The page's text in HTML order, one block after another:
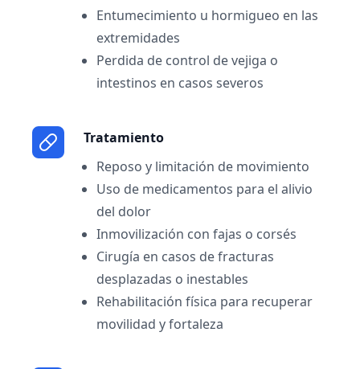
Entumecimiento u hormigueo en las
extremidades
Perdida de control de vejiga o
intestinos en casos severos
Tratamiento
Reposo y limitación de movimiento
Uso de medicamentos para el alivio
del dolor
Inmovilización con fajas o corsés
Cirugía en casos de fracturas
desplazadas o inestables
Rehabilitación física para recuperar
movilidad y fortaleza